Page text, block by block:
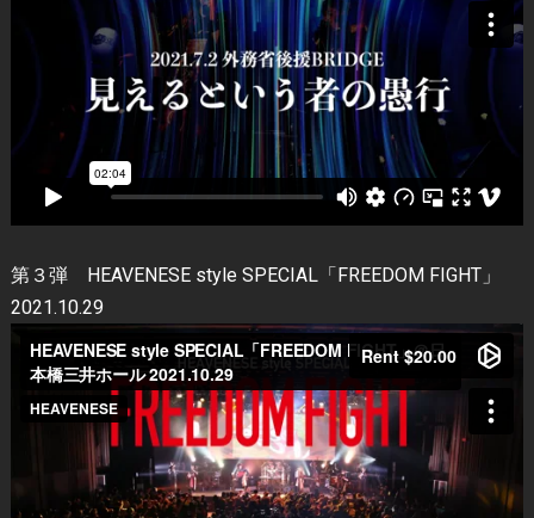
第３弾 HEAVENESE style SPECIAL「FREEDOM FIGHT」
2021.10.29